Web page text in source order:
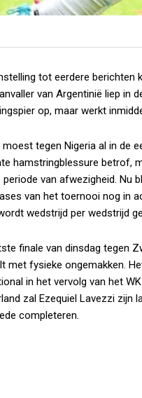
tot eerdere berichten
van Argentinië liep in
op, maar werkt
tegen Nigeria al in de
hamstringblessure betrof,
periode van afwezigheid. Nu
van het toernooi nog in
wedstrijd per wedstrijd
finale van dinsdag tegen
met fysieke ongemakken.
in het vervolg van het
zal Ezequiel Lavezzi zijn
completeren.